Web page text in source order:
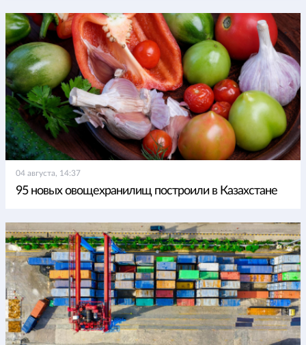
04 августа, 14:37
95 новых овощехранилищ построили в Казахстане